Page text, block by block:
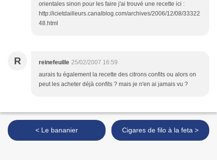
orientales sinon pour les faire j'ai trouvé une recette ici :
http://icietdailleurs.canalblog.com/archives/2006/12/08/33322
48.html
R reinefeuille 25/02/2007 16:59
aurais tu également la recette des citrons confits ou alors on
peut les acheter déjà confits ? mais je n'en ai jamais vu ?
< Le bananier Cigares de filo à la feta >